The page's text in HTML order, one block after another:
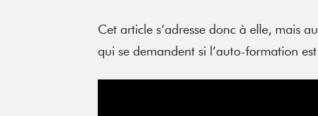
Cet article s’adresse donc à elle, mais
qui se demandent si l’auto-formation